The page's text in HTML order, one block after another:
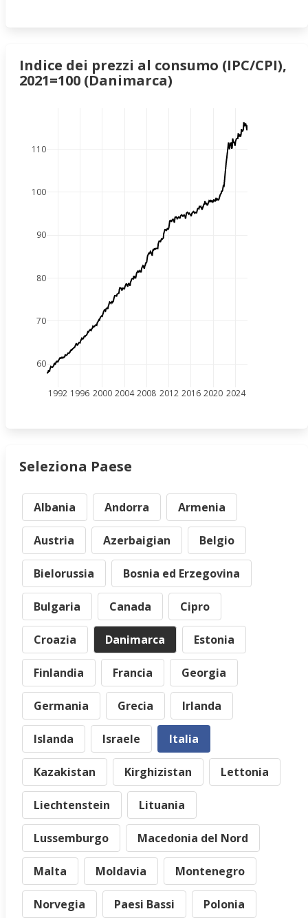
Indice dei prezzi al consumo (IPC/CPI),
2021=100 (Danimarca)
1992 1996 2000 20042008 2012 2016 2020 2024
60
70
80
90
100
110
Seleziona Paese
Albania Andorra Armenia
Austria Azerbaigian Belgio
Bielorussia Bosnia ed Erzegovina
Bulgaria Canada Cipro
Croazia Danimarca Estonia
Finlandia Francia Georgia
Germania Grecia Irlanda
Islanda Israele Italia
Kazakistan Kirghizistan Lettonia
Liechtenstein Lituania
Lussemburgo Macedonia del Nord
Malta Moldavia Montenegro
Norvegia Paesi Bassi Polonia